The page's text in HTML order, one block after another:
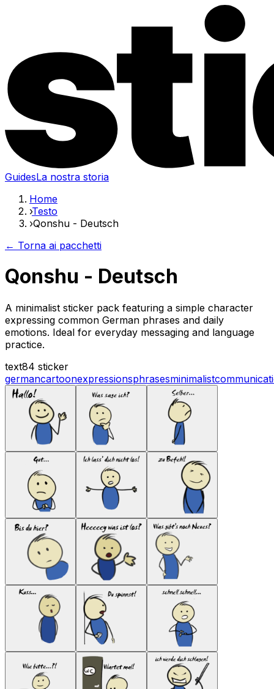
GuidesLa nostra storia
Home
›Testo
›Qonshu - Deutsch
← Torna ai pacchetti
Qonshu - Deutsch
A minimalist sticker pack featuring a simple character
expressing common German phrases and daily
emotions. Ideal for everyday messaging and language
practice.
text84 sticker
germancartoonexpressionsphrasesminimalist